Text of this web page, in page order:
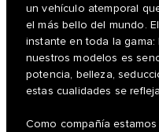
un vehículo atemporal
el más bello del mundo.
instante en toda la
nuestros modelos es
potencia, belleza,
estas cualidades se
Como compañía